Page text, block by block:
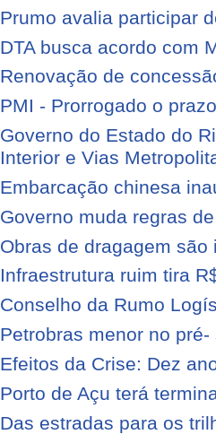
Prumo avalia participar
DTA busca acordo com
Renovação de
PMI - Prorrogado o
Governo do Estado do
Interior e Vias
Embarcação chinesa
Governo muda regras
Obras de dragagem
Infraestrutura ruim tira
Conselho da Rumo
Petrobras menor no pré-
Efeitos da Crise: Dez
Porto de Açu terá
Das estradas para os